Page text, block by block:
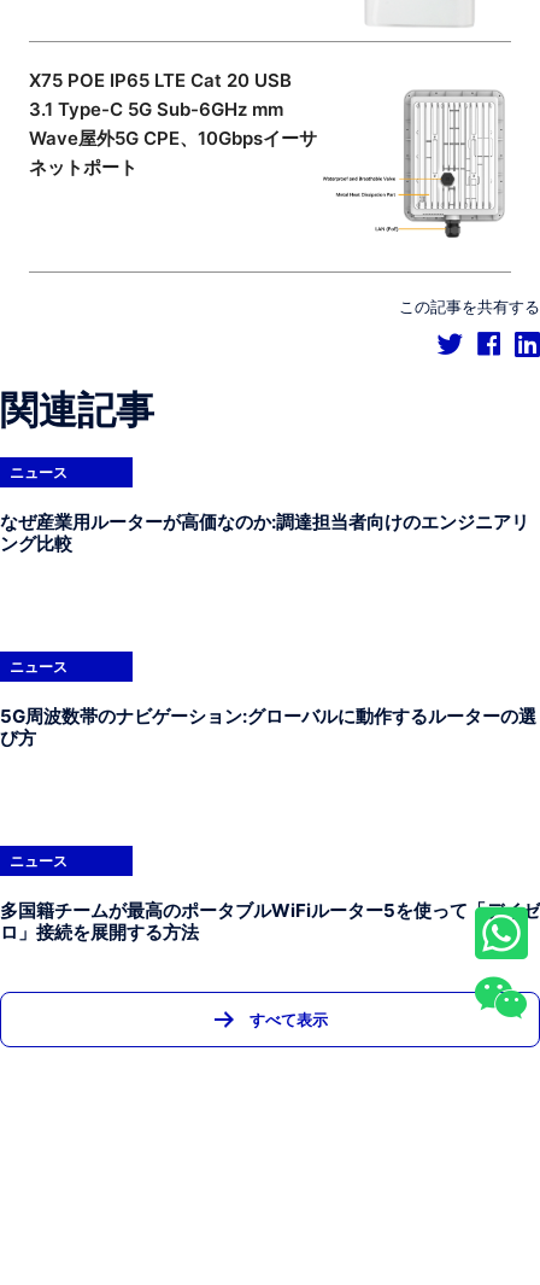
X75 POE IP65 LTE Cat 20 USB
3.1 Type-C 5G Sub-6GHz mm
Wave屋外5G CPE、10Gbpsイーサ
ネットポート
この記事を共有する
関連記事
ニュース
なぜ産業用ルーターが高価なのか:調達担当者向けのエンジニアリ
ング比較
ニュース
5G周波数帯のナビゲーション:グローバルに動作するルーターの選
び方
ニュース
多国籍チームが最高のポータブルWiFiルーター5を使って「デイゼ
ロ」接続を展開する方法
すべて表示